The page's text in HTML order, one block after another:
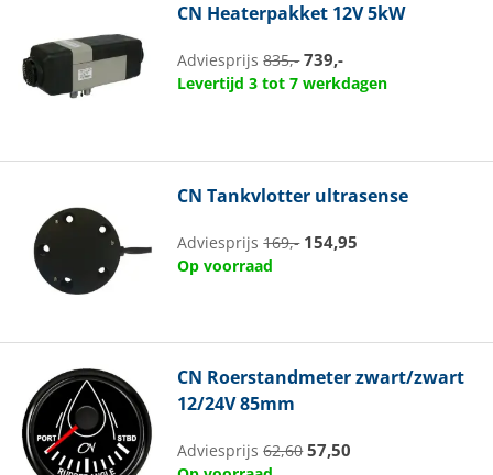
CN Heaterpakket 12V 5kW
Adviesprijs835,- 739,-
Levertijd 3 tot 7 werkdagen
CN Tankvlotter ultrasense
Adviesprijs169,- 154,95
Op voorraad
CN Roerstandmeter zwart/zwart
12/24V 85mm
Adviesprijs62,60 57,50